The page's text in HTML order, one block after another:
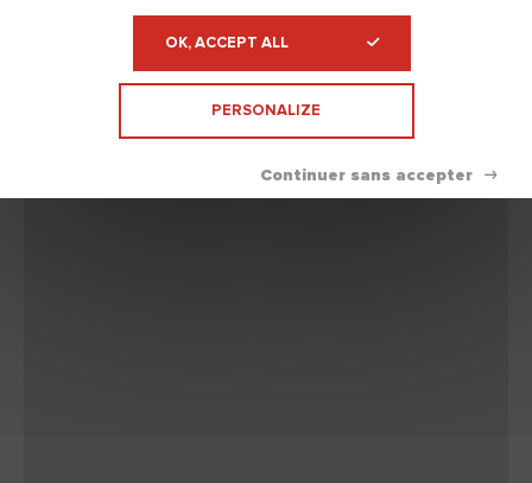
OK, ACCEPT ALL
PERSONALIZE